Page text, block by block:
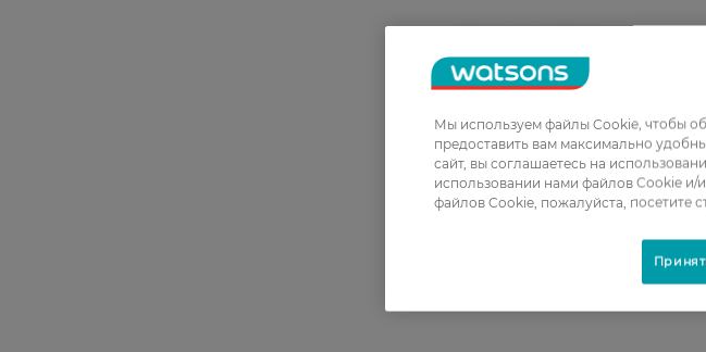
Гель
Мы используем файлы Cookie, чтобы
предоставить вам максимально
сайт, вы соглашаетесь на
использовании нами файлов Cookie и/
файлов Cookie, пожалуйста, посетите